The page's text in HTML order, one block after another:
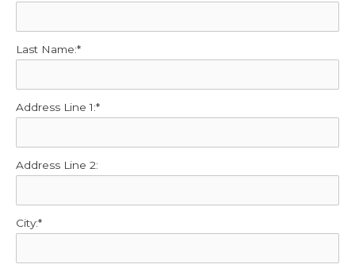
Last Name:*
Address Line 1:*
Address Line 2:
City:*